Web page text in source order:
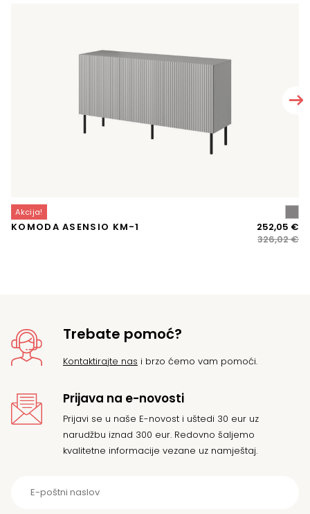
Akcija!
KOMODA ASENSIO KM-1
326,02€
252,05 €
Trebate pomoć?
Kontaktirajte nas i brzo ćemo vam pomoći.
Prijava na e-novosti
Prijavi se u naše E-novost i uštedi 30 eur uz
narudžbu iznad 300 eur. Redovno šaljemo
kvalitetne informacije vezane uz namještaj.